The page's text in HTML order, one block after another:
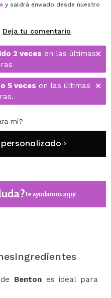
s y saldrá enviado desde nuestro
Deja tu comentario
2 veces en las últimas
5 veces en las últimas
mí?
›
Te ayudamosaquí
Ingredientes
Benton es ideal para